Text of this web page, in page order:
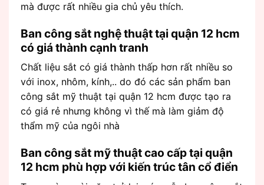
mà được rất nhiều gia chủ yêu thích.
Ban công sắt nghệ thuật tại quận 12 hcm
có giá thành cạnh tranh
Chất liệu sắt có giá thành thấp hơn rất nhiều so
với inox, nhôm, kính,.. do đó các sản phẩm ban
công sắt mỹ thuật tại quận 12 hcm được tạo ra
có giá rẻ nhưng không vì thế mà làm giảm độ
thẩm mỹ của ngôi nhà
Ban công sắt mỹ thuật cao cấp tại quận
12 hcm phù hợp với kiến trúc tân cổ điển